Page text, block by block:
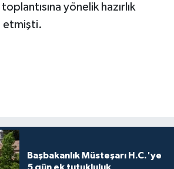
yönelik hazırlık
etmişti.
Başbakanlık Müsteşarı H.C.'ye